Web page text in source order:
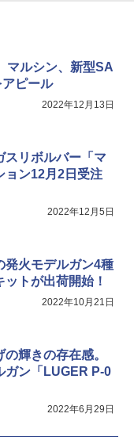
ルシン、新型SA
ピール
2022年12月13日
スリボルバー「マ
ョン12月2日受注
2022年12月5日
発火モデルガン4種
トが出荷開始！
2022年10月21日
輝きの存在感。
ガン「LUGER P-0
2022年6月29日